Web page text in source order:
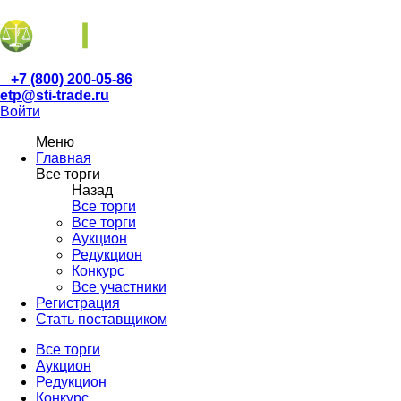
+7 (800) 200-05-86
etp@sti-trade.ru
Войти
Меню
Главная
Все торги
Назад
Все торги
Все торги
Аукцион
Редукцион
Конкурс
Все участники
Регистрация
Стать поставщиком
Все торги
Аукцион
Редукцион
Конкурс